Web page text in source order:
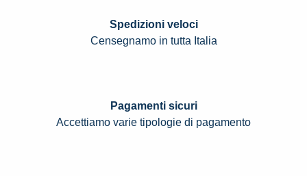
Spedizioni veloci
Censegnamo in tutta Italia
Pagamenti sicuri
Accettiamo varie tipologie di pagamento